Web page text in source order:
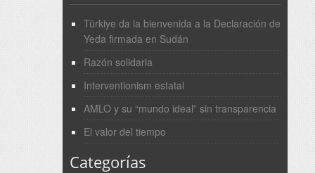
Türkiye da la bienvenida a la Declaración de
Yeda firmada en Sudán
Razón solidaria
Interventionism estatal
AMLO y su “mundo ideal” sin transparencia
El valor del tiempo
Categorías